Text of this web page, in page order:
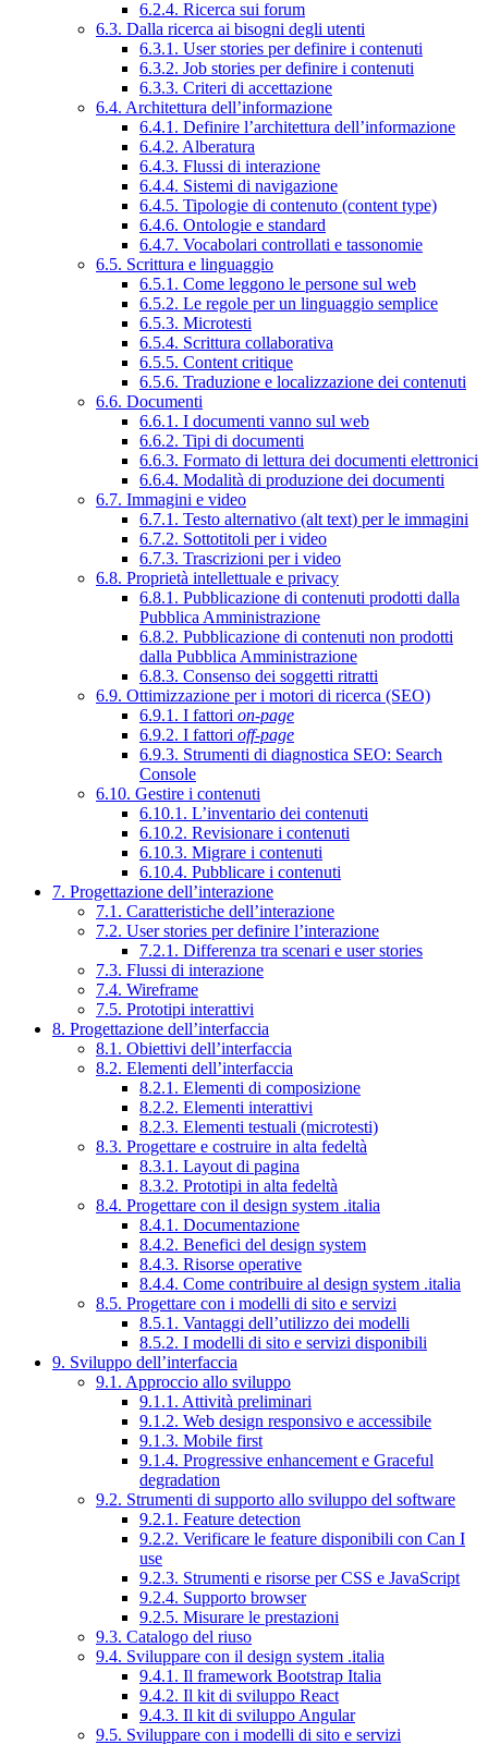
6.2.4. Ricerca sui forum
6.3. Dalla ricerca ai bisogni degli utenti
6.3.1. User stories per definire i contenuti
6.3.2. Job stories per definire i contenuti
6.3.3. Criteri di accettazione
6.4. Architettura dell’informazione
6.4.1. Definire l’architettura dell’informazione
6.4.2. Alberatura
6.4.3. Flussi di interazione
6.4.4. Sistemi di navigazione
6.4.5. Tipologie di contenuto (content type)
6.4.6. Ontologie e standard
6.4.7. Vocabolari controllati e tassonomie
6.5. Scrittura e linguaggio
6.5.1. Come leggono le persone sul web
6.5.2. Le regole per un linguaggio semplice
6.5.3. Microtesti
6.5.4. Scrittura collaborativa
6.5.5. Content critique
6.5.6. Traduzione e localizzazione dei contenuti
6.6. Documenti
6.6.1. I documenti vanno sul web
6.6.2. Tipi di documenti
6.6.3. Formato di lettura dei documenti elettronici
6.6.4. Modalità di produzione dei documenti
6.7. Immagini e video
6.7.1. Testo alternativo (alt text) per le immagini
6.7.2. Sottotitoli per i video
6.7.3. Trascrizioni per i video
6.8. Proprietà intellettuale e privacy
6.8.1. Pubblicazione di contenuti prodotti dalla
Pubblica Amministrazione
6.8.2. Pubblicazione di contenuti non prodotti
dalla Pubblica Amministrazione
6.8.3. Consenso dei soggetti ritratti
6.9. Ottimizzazione per i motori di ricerca (SEO)
6.9.1. I fattori on-page
6.9.2. I fattori off-page
6.9.3. Strumenti di diagnostica SEO: Search
Console
6.10. Gestire i contenuti
6.10.1. L’inventario dei contenuti
6.10.2. Revisionare i contenuti
6.10.3. Migrare i contenuti
6.10.4. Pubblicare i contenuti
7. Progettazione dell’interazione
7.1. Caratteristiche dell’interazione
7.2. User stories per definire l’interazione
7.2.1. Differenza tra scenari e user stories
7.3. Flussi di interazione
7.4. Wireframe
7.5. Prototipi interattivi
8. Progettazione dell’interfaccia
8.1. Obiettivi dell’interfaccia
8.2. Elementi dell’interfaccia
8.2.1. Elementi di composizione
8.2.2. Elementi interattivi
8.2.3. Elementi testuali (microtesti)
8.3. Progettare e costruire in alta fedeltà
8.3.1. Layout di pagina
8.3.2. Prototipi in alta fedeltà
8.4. Progettare con il design system .italia
8.4.1. Documentazione
8.4.2. Benefici del design system
8.4.3. Risorse operative
8.4.4. Come contribuire al design system .italia
8.5. Progettare con i modelli di sito e servizi
8.5.1. Vantaggi dell’utilizzo dei modelli
8.5.2. I modelli di sito e servizi disponibili
9. Sviluppo dell’interfaccia
9.1. Approccio allo sviluppo
9.1.1. Attività preliminari
9.1.2. Web design responsivo e accessibile
9.1.3. Mobile first
9.1.4. Progressive enhancement e Graceful
degradation
9.2. Strumenti di supporto allo sviluppo del software
9.2.1. Feature detection
9.2.2. Verificare le feature disponibili con Can I
use
9.2.3. Strumenti e risorse per CSS e JavaScript
9.2.4. Supporto browser
9.2.5. Misurare le prestazioni
9.3. Catalogo del riuso
9.4. Sviluppare con il design system .italia
9.4.1. Il framework Bootstrap Italia
9.4.2. Il kit di sviluppo React
9.4.3. Il kit di sviluppo Angular
9.5. Sviluppare con i modelli di sito e servizi